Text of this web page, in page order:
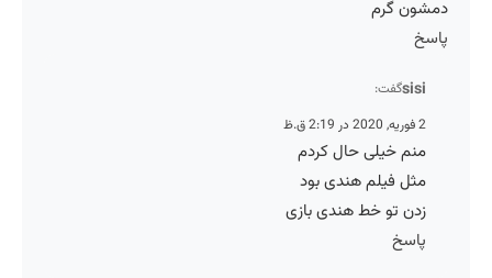
دمشون گرم
پاسخ
sisiگفت:
2 فوریه, 2020 در 2:19 ق.ظ
منم خیلی حال کردم
مثل فیلم هندی بود
زدن تو خط هندی بازی
پاسخ